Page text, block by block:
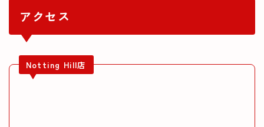
アクセス
Notting Hill店